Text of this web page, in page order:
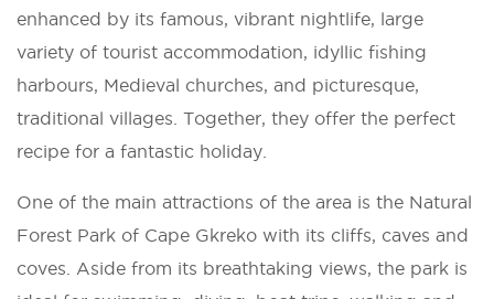
enhanced by its famous, vibrant nightlife, large
variety of tourist accommodation, idyllic fishing
harbours, Medieval churches, and picturesque,
traditional villages. Together, they offer the perfect
recipe for a fantastic holiday.
One of the main attractions of the area is the Natural
Forest Park of Cape Gkreko with its cliffs, caves and
coves. Aside from its breathtaking views, the park is